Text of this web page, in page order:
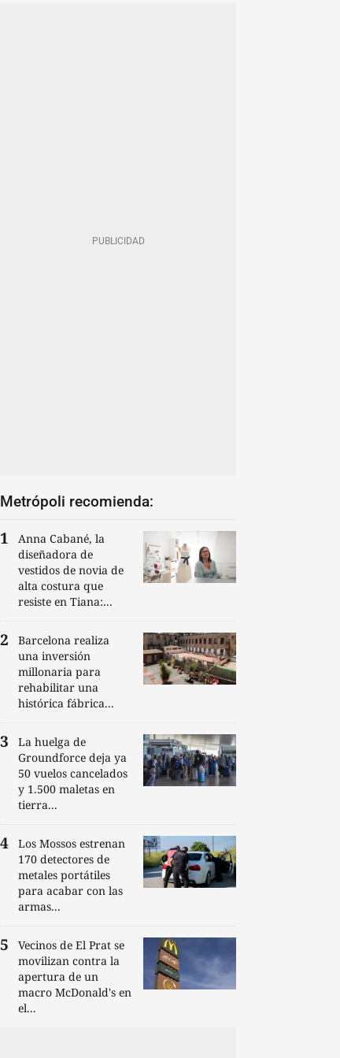
Metrópoli recomienda:
Anna Cabané, la
diseñadora de
vestidos de novia de
alta costura que
resiste en Tiana:...
Barcelona realiza
una inversión
millonaria para
rehabilitar una
histórica fábrica...
La huelga de
Groundforce deja ya
50 vuelos cancelados
y 1.500 maletas en
tierra...
Los Mossos estrenan
170 detectores de
metales portátiles
para acabar con las
armas...
Vecinos de El Prat se
movilizan contra la
apertura de un
macro McDonald's en
el...